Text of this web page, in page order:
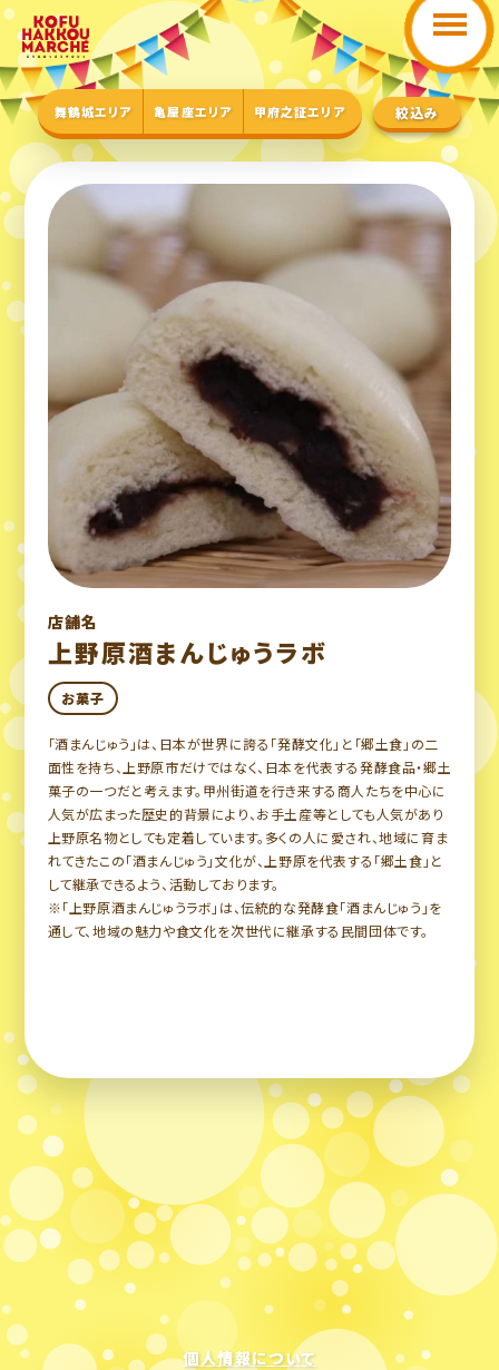
舞鶴城エリア 亀屋座エリア 甲府之証エリア 絞込み
店舗名
上野原酒まんじゅうラボ
お菓子
「酒まんじゅう」は、日本が世界に誇る「発酵文化」と「郷土食」の二
面性を持ち、上野原市だけではなく、日本を代表する発酵食品・郷土
菓子の一つだと考えます。甲州街道を行き来する商人たちを中心に
人気が広まった歴史的背景により、お手土産等としても人気があり
上野原名物としても定着しています。多くの人に愛され、地域に育ま
れてきたこの「酒まんじゅう」文化が、上野原を代表する「郷土食」と
して継承できるよう、活動しております。
※「上野原酒まんじゅうラボ」は、伝統的な発酵食「酒まんじゅう」を
通して、地域の魅力や食文化を次世代に継承する民間団体です。
個人情報について